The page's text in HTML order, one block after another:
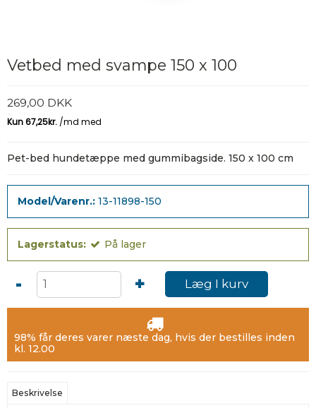
Vetbed med svampe 150 x 100
269,00 DKK
Pet-bed hundetæppe med gummibagside. 150 x 100 cm
Model/Varenr.: 13-11898-150
Lagerstatus: På lager
- + Læg I kurv
98% får deres varer næste dag, hvis der bestilles inden
kl. 12.00
Beskrivelse